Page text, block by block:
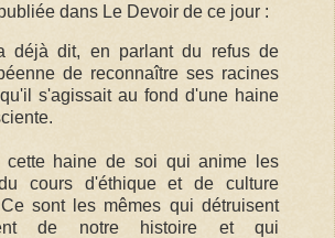
dans Le Devoir de ce jour :
déjà dit, en parlant du refus de
de reconnaître ses racines
s'agissait au fond d'une haine
cette haine de soi qui anime les
cours d'éthique et de culture
sont les mêmes qui détruisent
de notre histoire et qui